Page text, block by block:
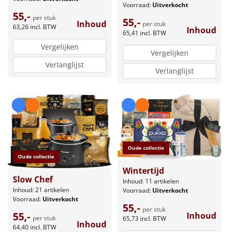
55,- per stuk
63,26 incl. BTW Inhoud
Vergelijken
Verlanglijst
Voorraad: Uitverkocht
55,- per stuk
65,41 incl. BTW Inhoud
Vergelijken
Verlanglijst
Oude collectie
Slow Chef
Inhoud: 21 artikelen
Voorraad: Uitverkocht
55,- per stuk
64,40 incl. BTW Inhoud
Oude collectie
Wintertijd
Inhoud: 11 artikelen
Voorraad: Uitverkocht
55,- per stuk
65,73 incl. BTW Inhoud